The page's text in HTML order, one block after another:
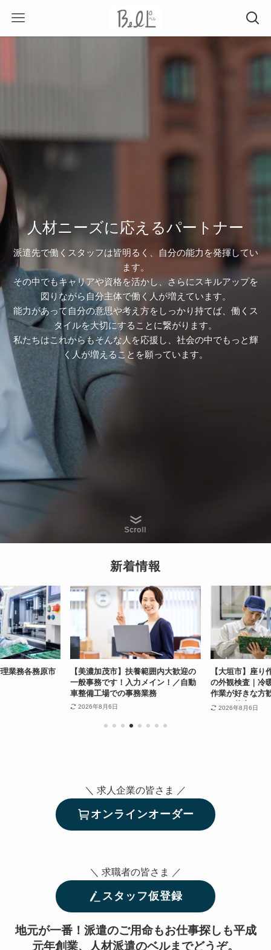
人材ニーズに応えるパートナー
派遣先で働くスタッフは皆明るく、自分の能力を発揮してい
ます。
その中でもキャリアや資格を活かし、さらにスキルアップを
図りながら自分主体で働く人が増えています。
能力があって自分の意思や考え方をしっかり持てば、働くス
タイルを大切にすることに繋がります。
私たちはこれからもそんな人を応援し、社会の中でもっと輝
く人が増えることを願っています。
Scroll
新着情報
業務各務原市
【美濃加茂市】扶養範囲内大歓迎の
一般事務です！入力メイン！／自動
車整備工場での事務業務
2026年8月6日
【大垣市】座り
の外観検査｜冷
作業が好きな方
かせる仕事...
2026年8月6日
＼ 求人企業の皆さま ／
オンラインオーダー
＼ 求職者の皆さま ／
スタッフ仮登録
地元が一番！派遣のご用命もお仕事探しも平成
元年創業、人材派遣のベルまでどうぞ。